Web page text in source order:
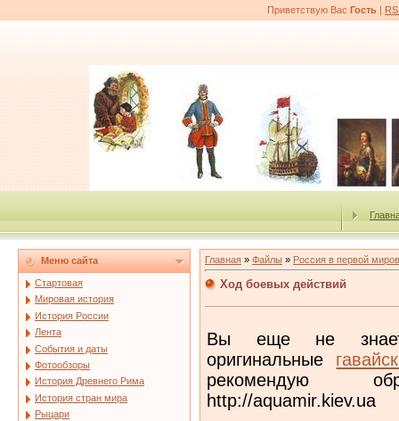
Приветствую Вас Гость |
Меню сайта
Стартовая
Мировая история
История России
Лента
События и даты
Фотообзоры
История Древнего Рима
История стран мира
Рыцари
Главная » Файлы » Россия в первой
Ход боевых действий
Вы еще не
оригинальные
рекомендую
http://aquamir.kiev.ua